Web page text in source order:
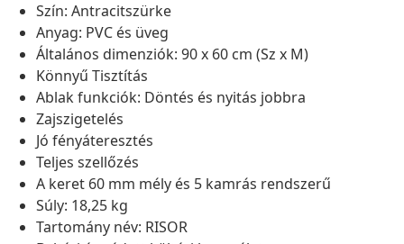
Szín: Antracitszürke
Anyag: PVC és üveg
Általános dimenziók: 90 x 60 cm (Sz x M)
Könnyű Tisztítás
Ablak funkciók: Döntés és nyitás jobbra
Zajszigetelés
Jó fényáteresztés
Teljes szellőzés
A keret 60 mm mély és 5 kamrás rendszerű
Súly: 18,25 kg
Tartomány név: RISOR